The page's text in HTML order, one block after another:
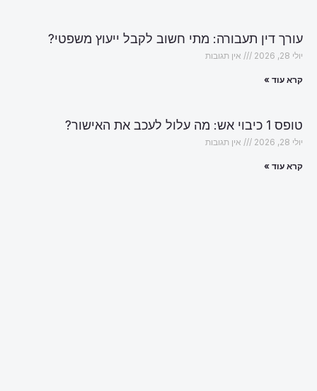
עורך דין תעבורה: מתי חשוב לקבל ייעוץ משפטי?
יולי 28, 2026 אין תגובות
קרא עוד »
טופס 1 כיבוי אש: מה עלול לעכב את האישור?
יולי 28, 2026 אין תגובות
קרא עוד »